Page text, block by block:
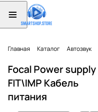
Главная Каталог Автозвук
Focal Power supply
FIT\IMP Кабель
питания